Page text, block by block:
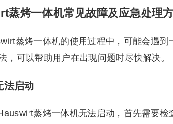
蒸烤一体机常见故障及应急处理
蒸烤一体机的使用过程中，可能会遇
，可以帮助用户在出现问题时尽快解决。
法启动
蒸烤一体机无法启动，首先需要